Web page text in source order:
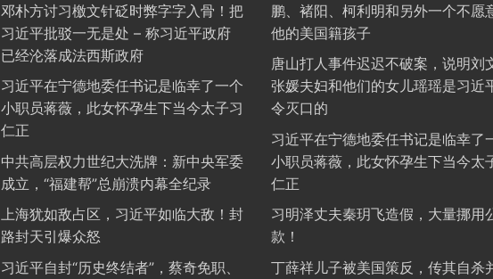
邓朴方讨习檄文针砭时弊字字入骨！把
习近平批驳一无是处 – 称习近平政府
已经沦落成法西斯政府
习近平在宁德地委任书记是临幸了一个
小职员蒋薇，此女怀孕生下当今太子习
仁正
中共高层权力世纪大洗牌：新中央军委
成立，“福建帮”总崩溃内幕全纪录
上海犹如敌占区，习近平如临大敌！封
路封天引爆众怒
习近平自封“历史终结者”，蔡奇免职、
鹏、褚阳、柯利明和另外一个不愿
他的美国籍孩子
唐山打人事件迟迟不破案，说明刘
张媛夫妇和他们的女儿瑶瑶是习近
令灭口的
习近平在宁德地委任书记是临幸了
小职员蒋薇，此女怀孕生下当今太
仁正
习明泽丈夫秦玥飞造假，大量挪用
款！
丁薛祥儿子被美国策反，传其自杀